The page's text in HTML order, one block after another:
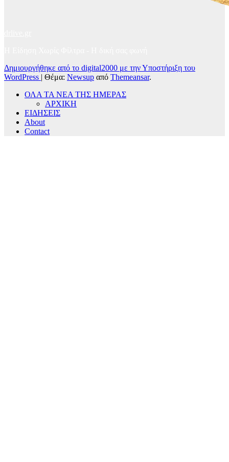
Δημιουργήθηκε από το digital2000 με την Υποστήριξη του
WordPress | Θέμα: Newsup από Themeansar.
ΟΛΑ ΤΑ ΝΕΑ ΤΗΣ ΗΜΕΡΑΣ
ΑΡΧΙΚΗ
ΕΙΔΗΣΕΙΣ
About
Contact